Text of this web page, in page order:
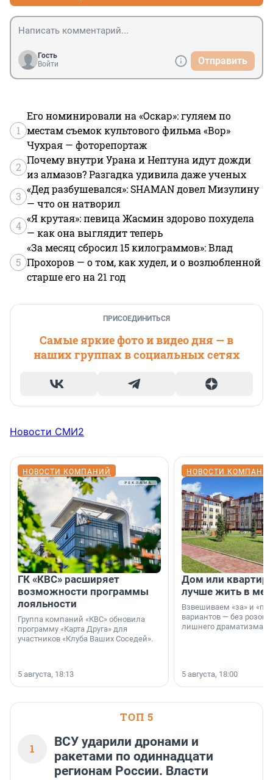
Гость
Войти
Отправить
1
Его номинировали на «Оскар»: гуляем по
местам съемок культового фильма «Вор»
Чухрая — фоторепортаж
2
Почему внутри Урана и Нептуна идут дожди
из алмазов? Разгадка удивила даже ученых
3
«Дед разбушевался»: SHAMAN довел Мизулину
— что он натворил
4
«Я крутая»: певица Жасмин здорово похудела
— как она выглядит теперь
5
«За месяц сбросил 15 килограммов»: Влад
Прохоров — о том, как худел, и о возлюбленной
старше его на 21 год
ПРИСОЕДИНИТЬСЯ
Самые яркие фото и видео дня — в
наших группах в социальных сетях
Новости СМИ2
НОВОСТИ КОМПАНИЙ
ГК «КВС» расширяет
возможности программы
лояльности
Группа компаний «КВС» обновила
программу «Карта Друга» для
участников «Клуба Ваших Соседей».
5 августа, 18:13
НОВОСТИ
Дом или
лучше жить в
Взвешиваем «за» и
вариантов — без
лишнего драматизма.
5 августа, 18:00
ТОП 5
1
ВСУ ударили дронами и
ракетами по одиннадцати
регионам России. Власти